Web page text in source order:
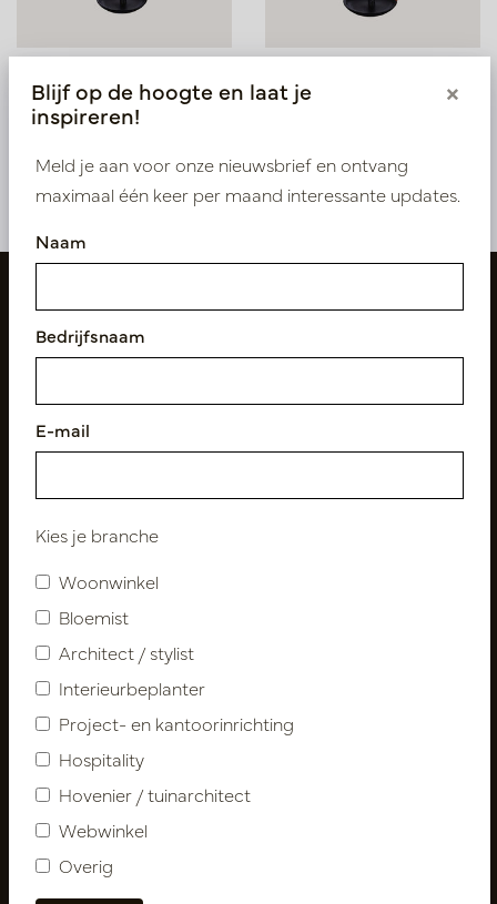
Kandelaar Felix Zwart
D13.5 H36.5
Op voorraad
PV11.11090422
Kandelaar Felix Zwart
D13.5 H48.5
PV11.11090423
Volg ons
Nieuwsbrief
Abonneer
Over ons
Nieuwsbrief
Privacy Policy
Leveringsvoorwaarden
Blijf op de hoogte en laat je
inspireren!
×
Meld je aan voor onze nieuwsbrief en ontvang
maximaal één keer per maand interessante updates.
Naam
Bedrijfsnaam
E-mail
Kies je branche
Woonwinkel
Bloemist
Architect / stylist
Interieurbeplanter
Project- en kantoorinrichting
Hospitality
Hovenier / tuinarchitect
Webwinkel
Overig